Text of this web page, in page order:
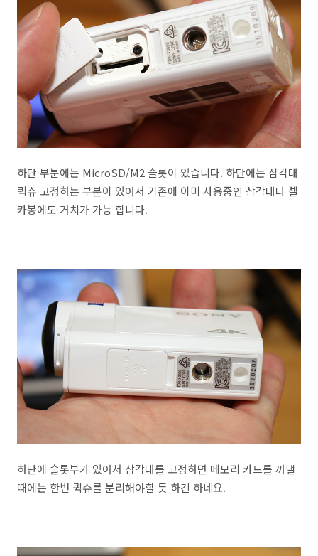
하단 부분에는 MicroSD/M2 슬롯이 있습니다. 하단에는 삼각대
퀵슈 고정하는 부분이 있어서 기존에 이미 사용중인 삼각대나 셀
카봉에도 거치가 가능 합니다.
하단에 슬롯부가 있어서 삼각대를 고정하면 메모리 카드를 꺼낼
때에는 한번 퀵슈를 분리해야할 듯 하긴 하네요.